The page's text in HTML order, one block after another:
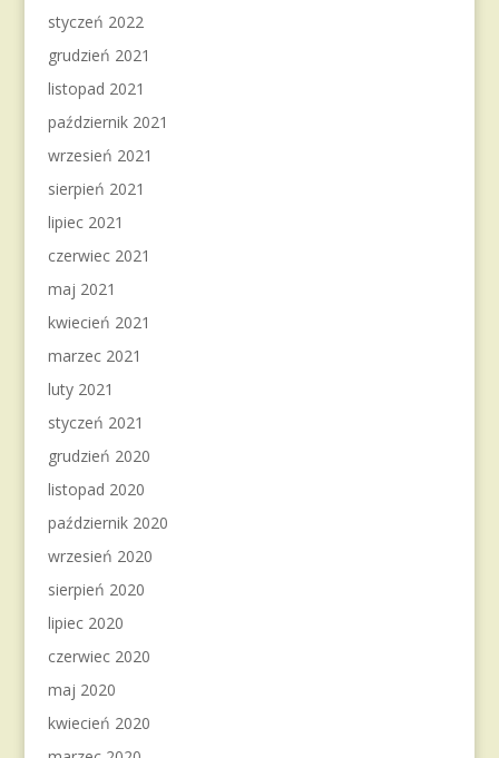
styczeń 2022
grudzień 2021
listopad 2021
październik 2021
wrzesień 2021
sierpień 2021
lipiec 2021
czerwiec 2021
maj 2021
kwiecień 2021
marzec 2021
luty 2021
styczeń 2021
grudzień 2020
listopad 2020
październik 2020
wrzesień 2020
sierpień 2020
lipiec 2020
czerwiec 2020
maj 2020
kwiecień 2020